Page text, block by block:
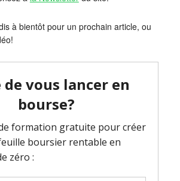
à bientôt pour un prochain article, ou